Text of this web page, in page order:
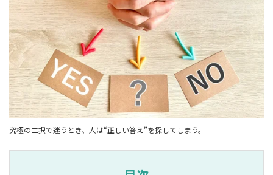
究極の二択で迷うとき、人は“正しい答え”を探してしまう。